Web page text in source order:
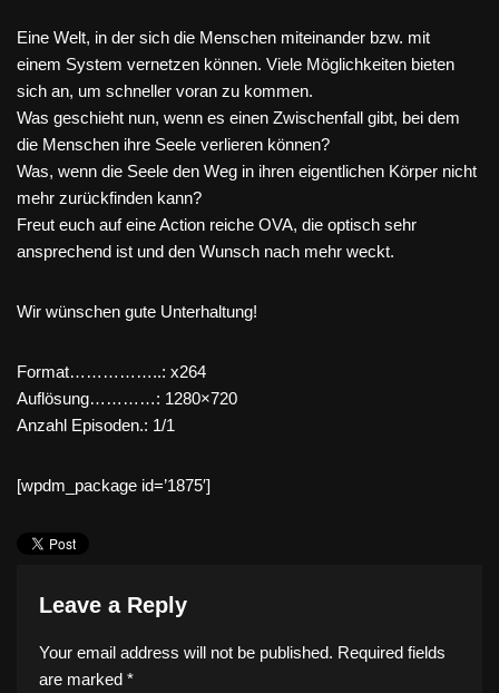
Eine Welt, in der sich die Menschen miteinander bzw. mit
einem System vernetzen können. Viele Möglichkeiten bieten
sich an, um schneller voran zu kommen.
Was geschieht nun, wenn es einen Zwischenfall gibt, bei dem
die Menschen ihre Seele verlieren können?
Was, wenn die Seele den Weg in ihren eigentlichen Körper nicht
mehr zurückfinden kann?
Freut euch auf eine Action reiche OVA, die optisch sehr
ansprechend ist und den Wunsch nach mehr weckt.
Wir wünschen gute Unterhaltung!
Format……………..: x264
Auflösung…………: 1280×720
Anzahl Episoden.: 1/1
[wpdm_package id=’1875′]
Leave a Reply
Your email address will not be published. Required fields
are marked *